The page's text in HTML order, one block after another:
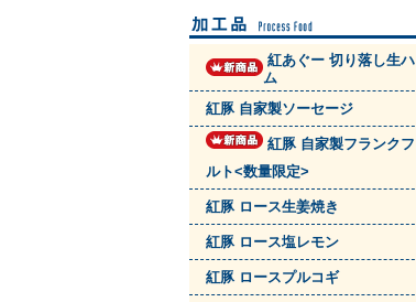
紅あぐー 切り落し生ハ
ム
紅豚 自家製ソーセージ
紅豚 自家製フランクフ
ルト<数量限定>
紅豚 ロース生姜焼き
紅豚 ロース塩レモン
紅豚 ロースプルコギ